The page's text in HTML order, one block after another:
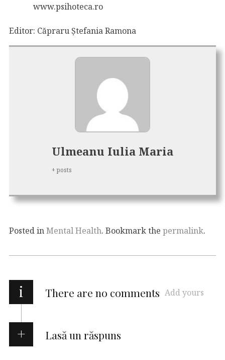
www.psihoteca.ro
Editor: Căpraru Ștefania Ramona
Ulmeanu Iulia Maria
+ posts
Posted inMental Health. Bookmark the permalink.
i There are no comments Add yours
Lasă un răspuns